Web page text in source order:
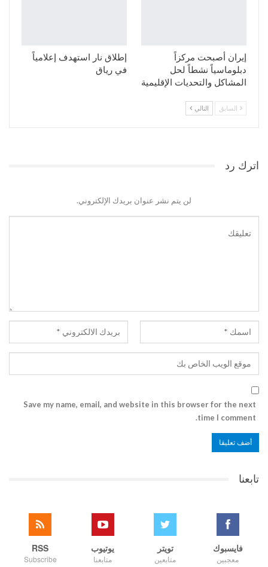
إيران أصبحت مركزاً
دبلوماسياً نشطاً لحل
المشاكل والتحديات الإقليمية
إطلاق نار استهدف إعلامياً
في رياق
السابق التالي
اترك رد
لن يتم نشر عنوان بريدك الإلكتروني.
Save my name, email, and website in this browser for the next
time I comment.
تابعنا
فايسبوك
معجبين
تويتر
متابعين
يوتيوب
متابعنا
RSS
Subscribe